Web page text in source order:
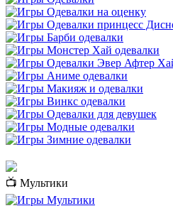
📺 Мультики